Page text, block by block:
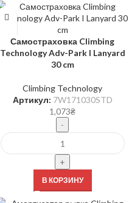
Самостраховка Climbing
Technology Adv-Park I Lanyard
30 cm
Climbing Technology
Артикул: 7W171030STD
1,073₴
В КОРЗИНУ